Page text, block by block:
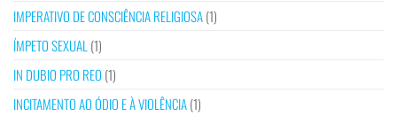
IMPERATIVO DE CONSCIÊNCIA RELIGIOSA(1)
ÍMPETO SEXUAL (1)
IN DUBIO PRO REO (1)
INCITAMENTO AO ÓDIO E À VIOLÊNCIA(1)